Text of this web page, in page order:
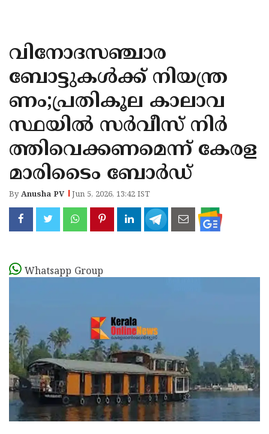
KANNUR
KASARAGOD
വിനോദസഞ്ചാര
ബോട്ടുകൾക്ക് നിയന്ത്ര
ണം;പ്രതികൂല കാലാവ
സ്ഥയിൽ സർവീസ് നിർ
ത്തിവെക്കണമെന്ന് കേരള
മാരിടൈം ബോർഡ് ​​​​​​​
ByAnusha PV Jun 5, 2026, 13:42 IST
Whatsapp Group